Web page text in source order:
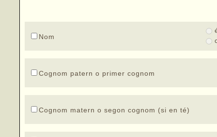
Nom
Cognom patern o primer cognom
Cognom matern o segon cognom (si en té)